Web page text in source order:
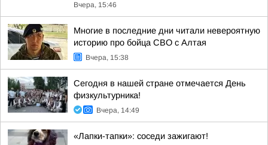
Вчера, 15:46
Многие в последние дни читали невероятную
историю про бойца СВО с Алтая
Вчера, 15:38
Сегодня в нашей стране отмечается День
физкультурника!
Вчера, 14:49
«Лапки-тапки»: соседи зажигают!